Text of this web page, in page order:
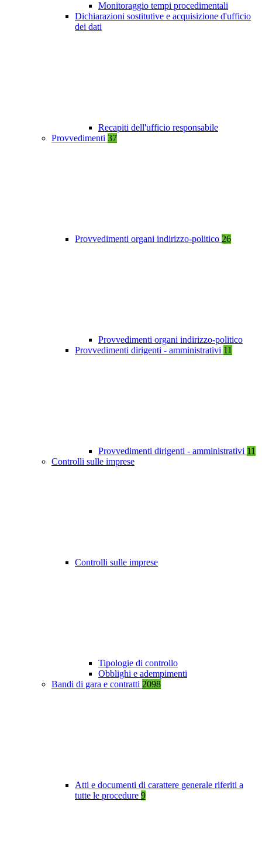
Monitoraggio tempi procedimentali
Dichiarazioni sostitutive e acquisizione d'ufficio
dei dati
Recapiti dell'ufficio responsabile
Provvedimenti 37
Provvedimenti organi indirizzo-politico 26
Provvedimenti organi indirizzo-politico
Provvedimenti dirigenti - amministrativi 11
Provvedimenti dirigenti - amministrativi 11
Controlli sulle imprese
Controlli sulle imprese
Tipologie di controllo
Obblighi e adempimenti
Bandi di gara e contratti 2098
Atti e documenti di carattere generale riferiti a
tutte le procedure 9